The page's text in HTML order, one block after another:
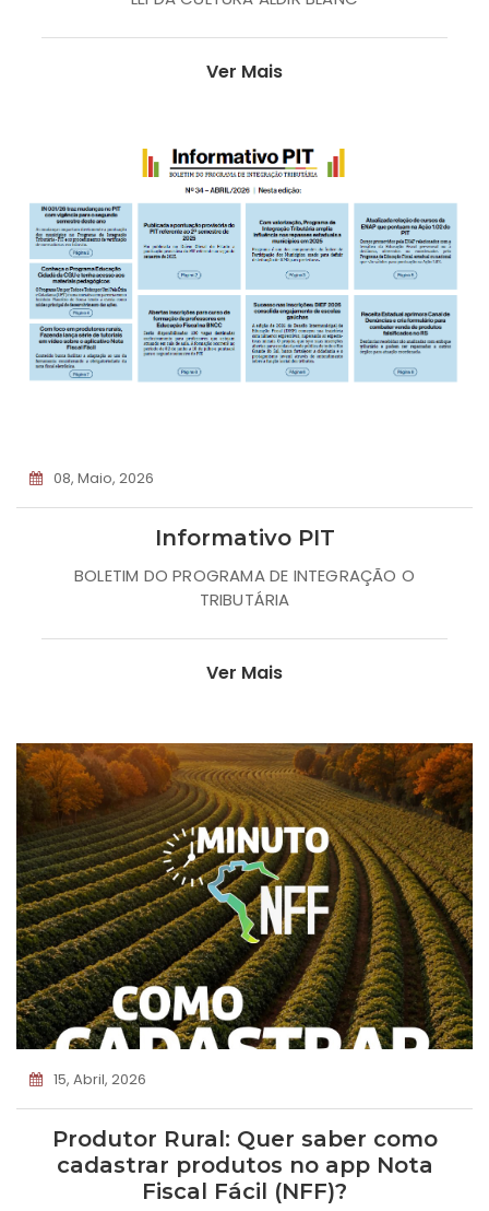
Ver Mais
08, Maio, 2026
Informativo PIT
BOLETIM DO PROGRAMA DE INTEGRAÇÃO O
TRIBUTÁRIA
Ver Mais
15, Abril, 2026
Produtor Rural: Quer saber como
cadastrar produtos no app Nota
Fiscal Fácil (NFF)?